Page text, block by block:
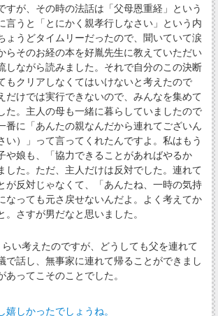
すが、その時の法話は「父母恩重経」という
言うと「とにかく親孝行しなさい」という内
ょうどタイムリーだったので、聞いていて涙
らそのお経の本を好胤先生に教えていただい
しながら読みました。それで自分のこの決断
もクリアしなくてはいけないと考えたので
だけでは実行できないので、みんなを集めて
た。主人の母も一緒に暮らしていましたので
番に「あんたの親なんだから連れてございん
い）」って言ってくれたんですよ。私はもう
や娘も、「協力できることがあればやるか
した。ただ、主人だけは反対でした。連れて
が反対じゃなくて、「あんたね、一時の気持
なっても元さ戻せないんだよ。よく考えてか
。さすが男だなと思いました。
い考えたのですが、どうしても父を連れて
で話し、無事家に連れて帰ることができまし
あってこそのことでした。
しかったでしょうね。